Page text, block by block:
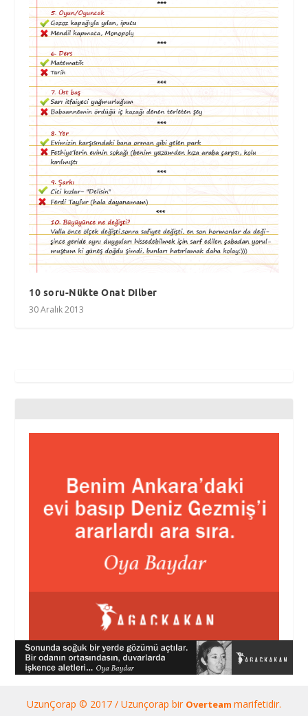
10 soru-Nükte Onat Dilber
30 Aralık 2013
UzunÇorap © 2017 / Uzunçorap bir Overteam marifetidir.